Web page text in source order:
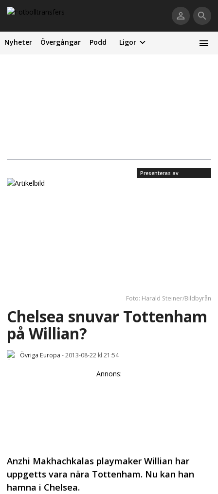
Nyheter Övergångar Podd Ligor
Presenteras av
Foto: Harald Steiner/Bildbyrån
Chelsea snuvar Tottenham
på Willian?
Övriga Europa -2013-08-22 kl 21:54
Annons:
Anzhi Makhachkalas playmaker Willian har
uppgetts vara nära Tottenham. Nu kan han
hamna i Chelsea.